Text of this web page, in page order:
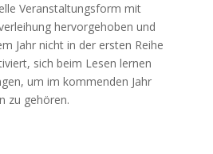
Veranstaltungsform mit
hervorgehoben und
Jahr nicht in der ersten Reihe
sich beim Lesen lernen
um im kommenden Jahr
zu gehören.